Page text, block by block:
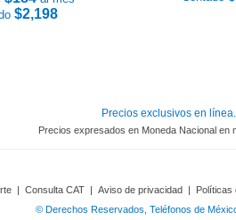
$2,198
Precios exclusivos en línea.
Precios expresados en Moneda Nacional en
| Consulta CAT | Aviso de privacidad | Políticas
© Derechos Reservados, Teléfonos de